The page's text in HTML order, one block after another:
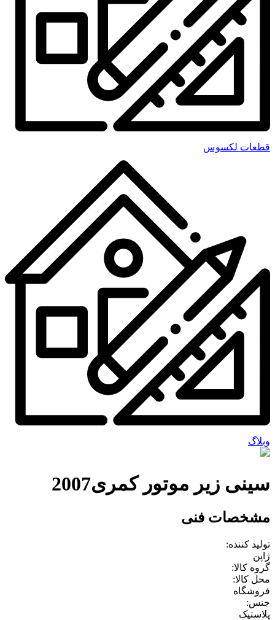
قطعات لکسوس
وبلاگ
سینی زیر موتور کمری2007
مشخصات فنی
تولید کننده:
ژاپن
گروه کالا:
محل کالا:
فروشگاه
جنس:
پلاستیک